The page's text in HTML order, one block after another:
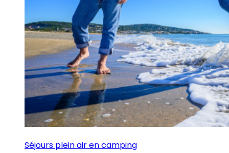
Séjours plein air en camping